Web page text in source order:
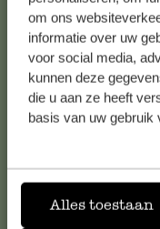
om ons
informatie over uw
voor social media,
kunnen deze
die u aan ze heeft
basis van uw gebruik
Alles toestaan
Falls Sie Fragen
Sie sich bitte an
die Antworten auf
Online-Kundenservice